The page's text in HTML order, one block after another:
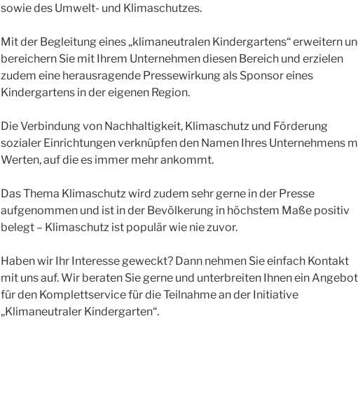
sowie des Umwelt- und Klimaschutzes.
Mit der Begleitung eines „klimaneutralen Kindergartens“ erweitern
bereichern Sie mit Ihrem Unternehmen diesen Bereich und erzielen
zudem eine herausragende Pressewirkung als Sponsor eines
Kindergartens in der eigenen Region.
Die Verbindung von Nachhaltigkeit, Klimaschutz und Förderung
sozialer Einrichtungen verknüpfen den Namen Ihres Unternehmens
Werten, auf die es immer mehr ankommt.
Das Thema Klimaschutz wird zudem sehr gerne in der Presse
aufgenommen und ist in der Bevölkerung in höchstem Maße positiv
belegt – Klimaschutz ist populär wie nie zuvor.
Haben wir Ihr Interesse geweckt? Dann nehmen Sie einfach Kontakt
mit uns auf. Wir beraten Sie gerne und unterbreiten Ihnen ein Angebot
für den Komplettservice für die Teilnahme an der Initiative
„Klimaneutraler Kindergarten“.